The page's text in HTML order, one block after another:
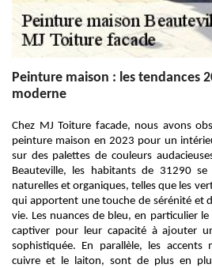
Peinture maison : les tendances
moderne
Chez MJ Toiture facade, nous avons
peinture maison en 2023 pour un
sur des palettes de couleurs
Beauteville, les habitants de 31290
naturelles et organiques, telles que les
qui apportent une touche de sérénité et
vie. Les nuances de bleu, en particulier
captiver pour leur capacité à ajouter
sophistiquée. En parallèle, les accents
cuivre et le laiton, sont de plus en